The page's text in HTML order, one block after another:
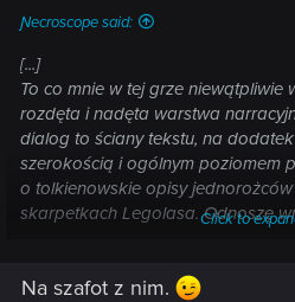
Ɲecroscope said:
[...]
To co mnie w tej grze niewątpliwie
rozdęta i nadęta warstwa
dialog to ściany tekstu, na
szerokością i ogólnym poziomem
o tolkienowskie opisy
skarpetkach Legolasa. Odnoszę
dynamikę i uboższą warstwę
Click to
Na szafot z nim.